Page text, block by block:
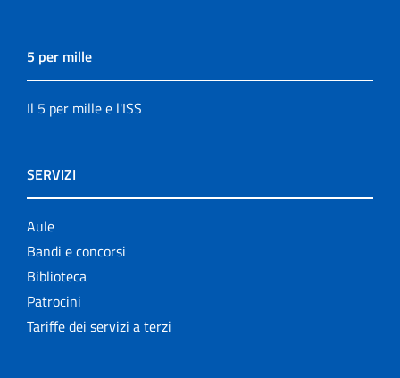
5 per mille
Il 5 per mille e l'ISS
SERVIZI
Aule
Bandi e concorsi
Biblioteca
Patrocini
Tariffe dei servizi a terzi